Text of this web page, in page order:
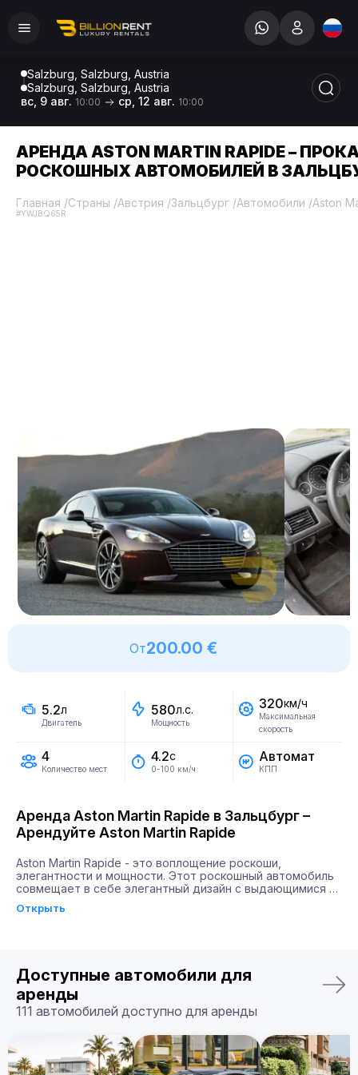
Salzburg, Salzburg, Austria
Salzburg, Salzburg, Austria
вс, 9 авг. 10:00 ср, 12 авг. 10:00
АРЕНДА ASTON MARTIN RAPIDE –
РОСКОШНЫХ АВТОМОБИЛЕЙ В
Главная /Страны /Австрия /Зальцбург /Автомобили /Aston
#YWJBQ65R
От200.00 €
5.2л
Двигатель
580л.с.
Мощность
320км/ч
Максимальная
скорость
4
Количество мест
4.2с
0-100 км/ч
Автомат
КПП
Аренда Aston Martin Rapide в Зальцбург –
Арендуйте Aston Martin Rapide
Aston Martin Rapide - это воплощение роскоши,
элегантности и мощности. Этот роскошный автомобиль
совмещает в себе элегантный дизайн с выдающимися
оборудован двигателем мощностью 580 лошадиных сил,
Почему именно Billion Rent?
Billion Rent предлагает аренду автомобилей премиум-
класса по всей Европе. Мы гарантируем надежный
вам и точное соответствие машины вашим ожиданиям.
Бронируйте ваш Aston Martin Rapide уже сегодня!
Открыть
Доступные автомобили для
аренды
111 автомобилей доступно для аренды